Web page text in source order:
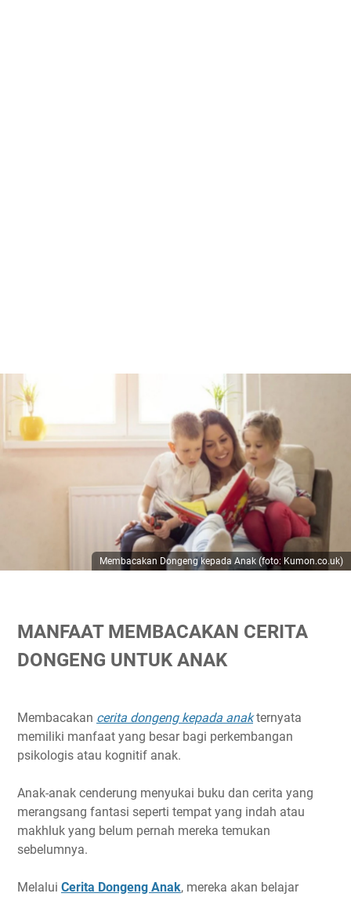
Membacakan Dongeng kepada Anak (foto: Kumon.co.uk)
MANFAAT MEMBACAKAN CERITA
DONGENG UNTUK ANAK
Membacakan cerita dongeng kepada anakternyata
memiliki manfaat yang besar bagi perkembangan
psikologis atau kognitif anak.
Anak-anak cenderung menyukai buku dan cerita yang
merangsang fantasi seperti tempat yang indah atau
makhluk yang belum pernah mereka temukan
sebelumnya.
Melalui Cerita Dongeng Anak, mereka akan belajar